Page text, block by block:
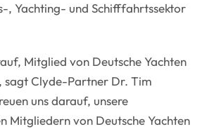
, Yachting- und Schifffahrtssektor
Mitglied von Deutsche Yachten
sagt Clyde-Partner Dr. Tim
uns darauf, unsere
Mitgliedern von Deutsche Yachten